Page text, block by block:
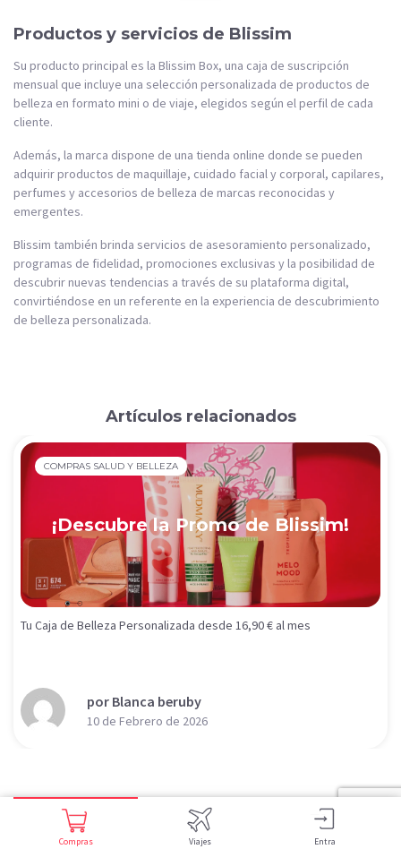
Compras Viajes Entra
Productos y servicios de Blissim
Su producto principal es la Blissim Box, una caja de suscripción
mensual que incluye una selección personalizada de productos de
belleza en formato mini o de viaje, elegidos según el perfil de cada
cliente.
Además, la marca dispone de una tienda online donde se pueden
adquirir productos de maquillaje, cuidado facial y corporal, capilares,
perfumes y accesorios de belleza de marcas reconocidas y
emergentes.
Blissim también brinda servicios de asesoramiento personalizado,
programas de fidelidad, promociones exclusivas y la posibilidad de
descubrir nuevas tendencias a través de su plataforma digital,
convirtiéndose en un referente en la experiencia de descubrimiento
de belleza personalizada.
Artículos relacionados
COMPRAS SALUD Y BELLEZA
¡Descubre la Promo de Blissim!
Tu Caja de Belleza Personalizada desde 16,90 € al mes
por Blanca beruby
10 de Febrero de 2026